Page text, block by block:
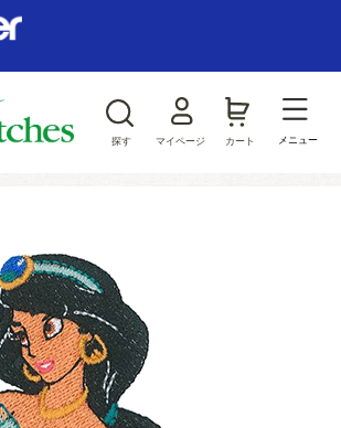
探す マイページ カート メニュー
録